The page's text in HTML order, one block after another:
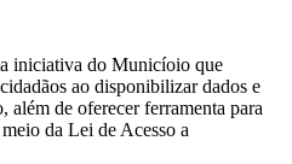
iniciativa do Municíoio que
ao disponibilizar dados e
além de oferecer ferramenta para
da Lei de Acesso a